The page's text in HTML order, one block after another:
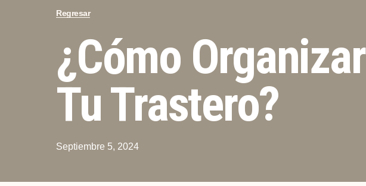
Regresar
¿Cómo Organizar
Tu Trastero?
Septiembre 5, 2024